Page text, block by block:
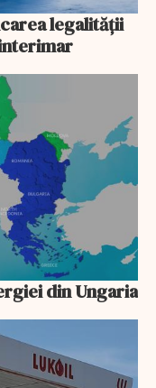
legalității
din Ungaria